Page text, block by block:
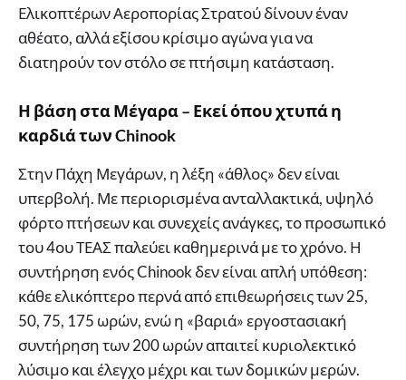
Ελικοπτέρων Αεροπορίας Στρατού δίνουν έναν
αθέατο, αλλά εξίσου κρίσιμο αγώνα για να
διατηρούν τον στόλο σε πτήσιμη κατάσταση.
Η βάση στα Μέγαρα – Εκεί όπου χτυπά η
καρδιά των Chinook
Στην Πάχη Μεγάρων, η λέξη «άθλος» δεν είναι
υπερβολή. Με περιορισμένα ανταλλακτικά, υψηλό
φόρτο πτήσεων και συνεχείς ανάγκες, το προσωπικό
του 4ου ΤΕΑΣ παλεύει καθημερινά με το χρόνο. Η
συντήρηση ενός Chinook δεν είναι απλή υπόθεση:
κάθε ελικόπτερο περνά από επιθεωρήσεις των 25,
50, 75, 175 ωρών, ενώ η «βαριά» εργοστασιακή
συντήρηση των 200 ωρών απαιτεί κυριολεκτικό
λύσιμο και έλεγχο μέχρι και των δομικών μερών.